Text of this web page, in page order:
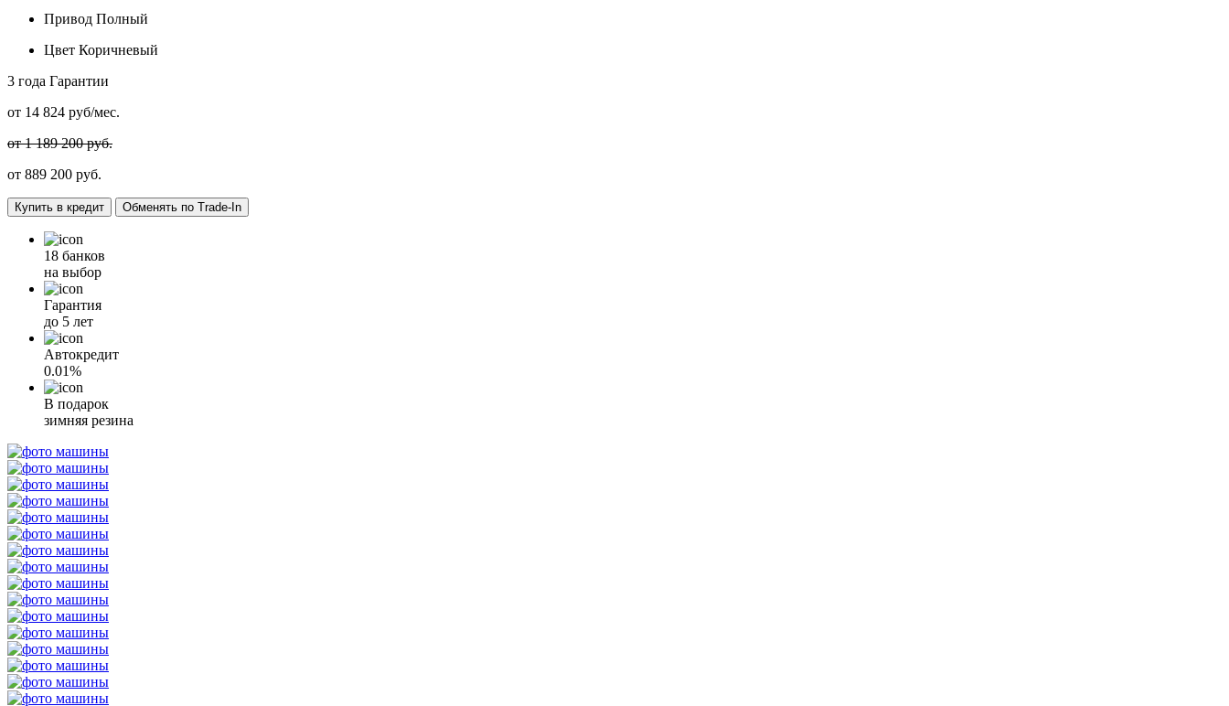
Привод Полный
Цвет Коричневый
3 года Гарантии
от 14 824 руб/мес.
от 1 189 200 руб.
от 889 200 руб.
Купить в кредит Обменять по Trade-In
18 банков
на выбор
Гарантия
до 5 лет
Автокредит
0.01%
В подарок
зимняя резина